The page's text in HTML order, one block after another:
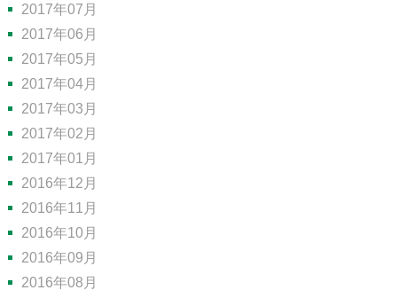
2017年07月
2017年06月
2017年05月
2017年04月
2017年03月
2017年02月
2017年01月
2016年12月
2016年11月
2016年10月
2016年09月
2016年08月